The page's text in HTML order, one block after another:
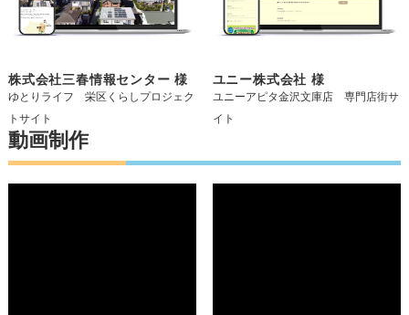
株式会社三春情報センター 様
ゆとりライフ 栄区くらしプロジェク
トサイト
ユニー株式会社 様
ユニーアピタ金沢文庫店 専門店街サ
イト
動画制作